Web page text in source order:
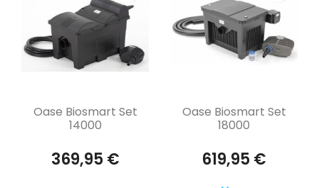
Aperçu rapide
Oase Biosmart Set
14000
369,95 €
Aperçu rapide
Oase Biosmart Set
18000
619,95 €